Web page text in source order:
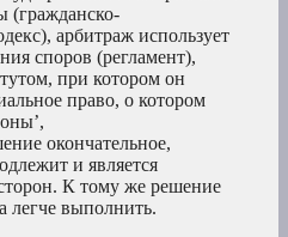
(гражданско-
арбитраж использует
споров (регламент),
при котором он
право, о котором
окончательное,
и является
К тому же решение
легче выполнить.